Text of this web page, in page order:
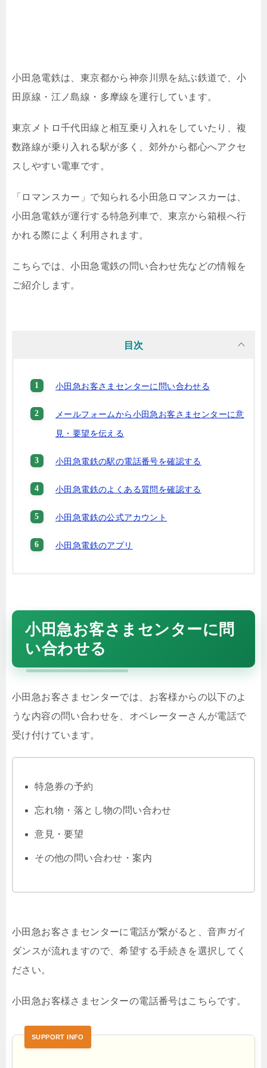
小田急電鉄は、東京都から神奈川県を結ぶ鉄道で、小
田原線・江ノ島線・多摩線を運行しています。
東京メトロ千代田線と相互乗り入れをしていたり、複
数路線が乗り入れる駅が多く、郊外から都心へアクセ
スしやすい電車です。
「ロマンスカー」で知られる小田急ロマンスカーは、
小田急電鉄が運行する特急列車で、東京から箱根へ行
かれる際によく利用されます。
こちらでは、小田急電鉄の問い合わせ先などの情報を
ご紹介します。
目次
小田急お客さまセンターに問い合わせる
メールフォームから小田急お客さまセンターに意
見・要望を伝える
小田急電鉄の駅の電話番号を確認する
小田急電鉄のよくある質問を確認する
小田急電鉄の公式アカウント
小田急電鉄のアプリ
小田急お客さまセンターに問
い合わせる
小田急お客さまセンターでは、お客様からの以下のよ
うな内容の問い合わせを、オペレーターさんが電話で
受け付けています。
特急券の予約
忘れ物・落とし物の問い合わせ
意見・要望
その他の問い合わせ・案内
小田急お客さまセンターに電話が繋がると、音声ガイ
ダンスが流れますので、希望する手続きを選択してく
ださい。
小田急お客様さまセンターの電話番号はこちらです。